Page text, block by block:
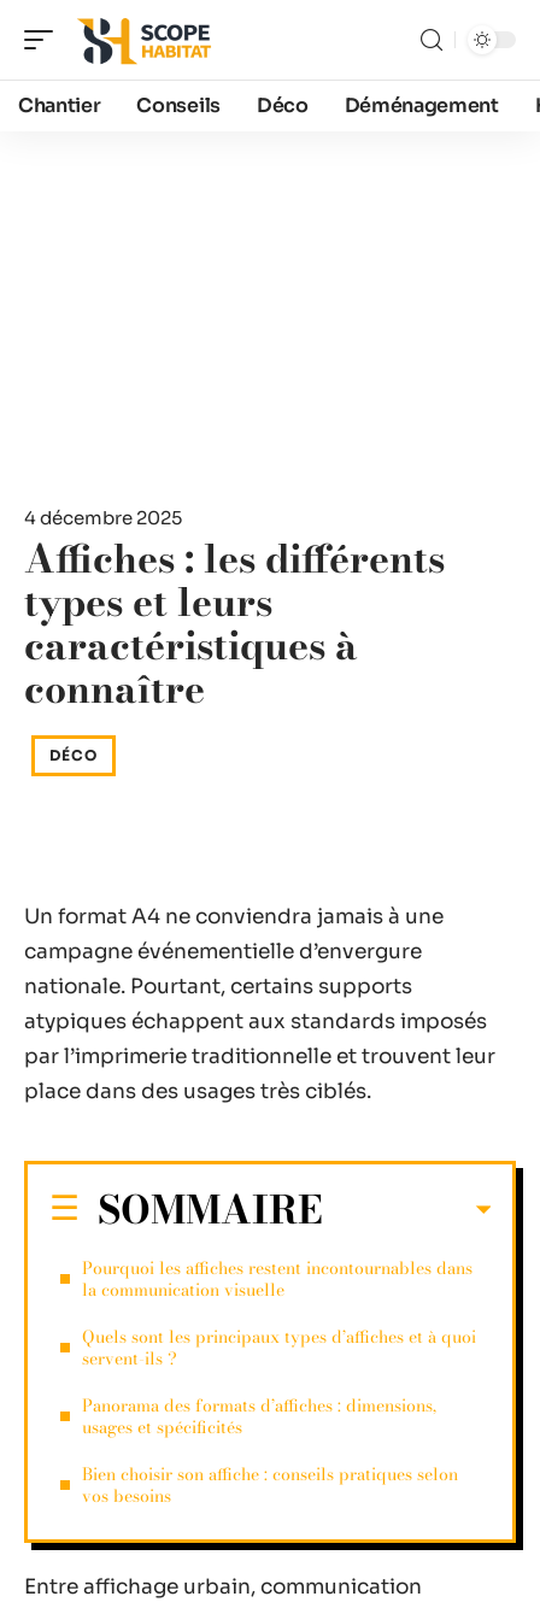
Chantier Conseils Déco Déménagement
4 décembre 2025
Affiches : les différents
types et leurs
caractéristiques à
connaître
DÉCO
Un format A4 ne conviendra jamais à une
campagne événementielle d’envergure
nationale. Pourtant, certains supports
atypiques échappent aux standards imposés
par l’imprimerie traditionnelle et trouvent leur
place dans des usages très ciblés.
SOMMAIRE
Pourquoi les affiches restent incontournables dans
la communication visuelle
Quels sont les principaux types d’affiches et à quoi
servent-ils ?
Panorama des formats d’affiches : dimensions,
usages et spécificités
Bien choisir son affiche : conseils pratiques selon
vos besoins
Entre affichage urbain, communication